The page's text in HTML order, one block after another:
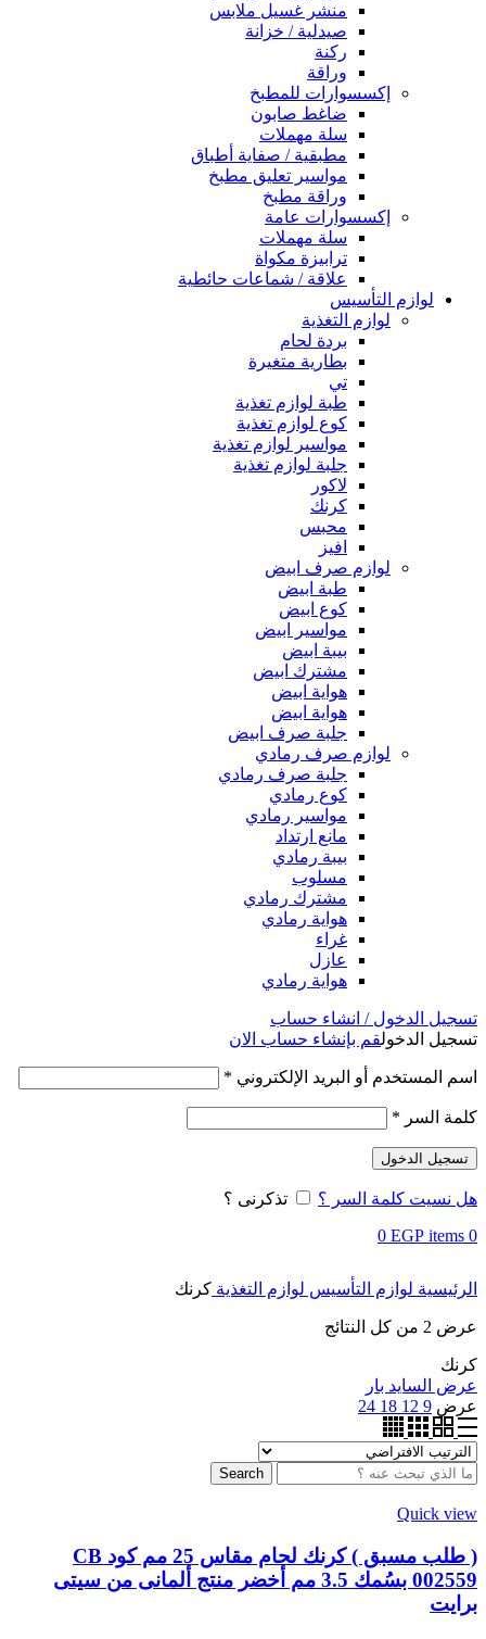
منشر غسيل ملابس
صيدلية / خزانة
ركنة
وراقة
إكسسوارات للمطبخ
ضاغط صابون
سلة مهملات
مطبقية / صفاية أطباق
مواسير تعليق مطبخ
وراقة مطبخ
إكسسوارات عامة
سلة مهملات
ترابيزة مكواة
علاقة / شماعات حائطية
لوازم التأسيس
لوازم التغذية
بردة لحام
بطارية متغيرة
تي
طبة لوازم تغذية
كوع لوازم تغذية
مواسير لوازم تغذية
جلبة لوازم تغذية
لاكور
كرنك
محبس
افيز
لوازم صرف ابيض
طبة ابيض
كوع ابيض
مواسير ابيض
بيبة ابيض
مشترك ابيض
هواية ابيض
هواية ابيض
جلبة صرف ابيض
لوازم صرف رمادي
جلبة صرف رمادي
كوع رمادي
مواسير رمادي
مانع ارتداد
بيبة رمادي
مسلوب
مشترك رمادي
هواية رمادي
غراء
عازل
هواية رمادي
تسجيل الدخول / انشاء حساب
تسجيل الدخولقم بإنشاء حساب الان
اسم المستخدم أو البريد الإلكتروني *
كلمة السر *
تسجيل الدخول
هل نسيت كلمة السر ؟
تذكرنى ؟
0
items
0 EGP
الرئيسية لوازم التأسيس لوازم التغذية كرنك
عرض ⁦2⁩ من كل النتائج
كرنك
عرض السايد بار
عرض 9
12
18
24
Search
Quick view
( طلب مسبق ) كرنك لحام مقاس 25 مم كود CB
002559 بسُمك 3.5 مم أخضر منتج ألمانى من سيتى
برايت